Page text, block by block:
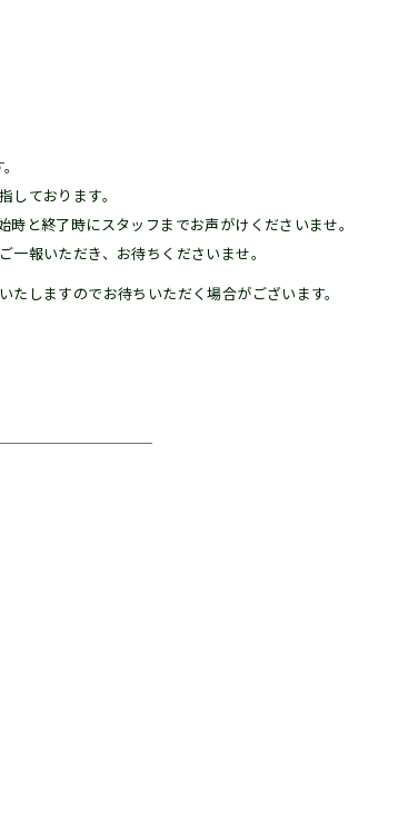
ております。
と終了時にスタッフまでお声がけくださいませ。
報いただき、お待ちくださいませ。
しますのでお待ちいただく場合がございます。